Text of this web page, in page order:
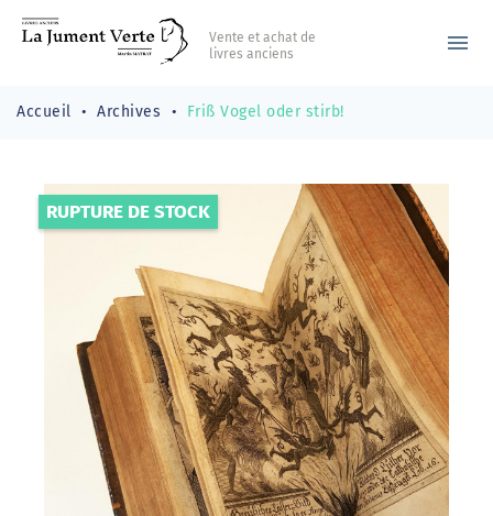
Vente et achat de
livres anciens
menu
Accueil Archives Friß Vogel oder stirb!
RUPTURE DE STOCK